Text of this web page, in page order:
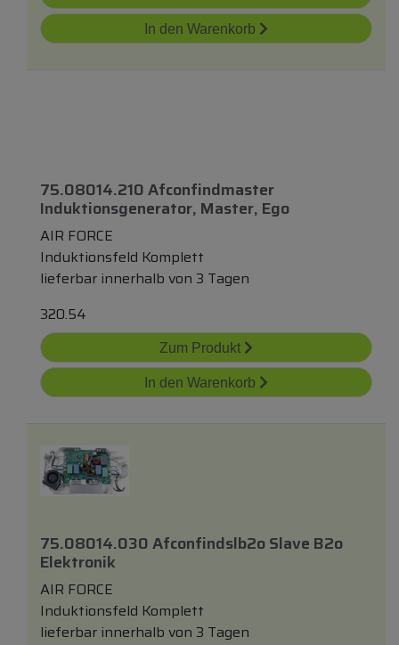
In den Warenkorb
75.08014.210 Afconfindmaster
Induktionsgenerator, Master, Ego
AIR FORCE
Induktionsfeld Komplett
lieferbar innerhalb von 3 Tagen
320.54
Zum Produkt
In den Warenkorb
75.08014.030 Afconfindslb2o Slave B2o
Elektronik
AIR FORCE
Induktionsfeld Komplett
lieferbar innerhalb von 3 Tagen